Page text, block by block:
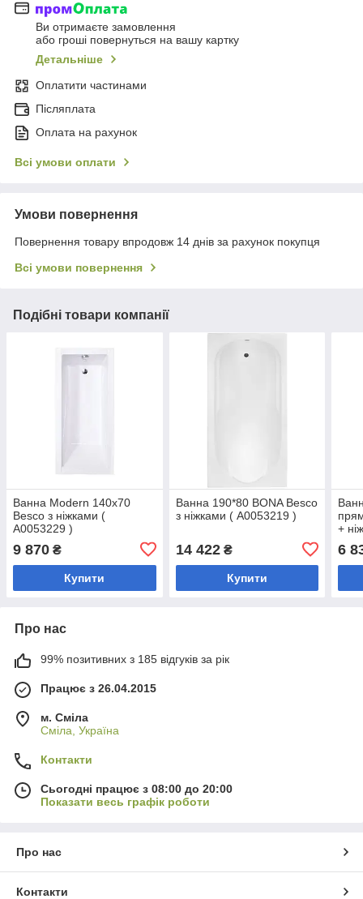
Ви отримаєте замовлення
або гроші повернуться на вашу картку
Детальніше
Оплатити частинами
Післяплата
Оплата на рахунок
Всі умови оплати
Умови повернення
Повернення товару впродовж 14 днів за рахунок покупця
Всі умови повернення
Подібні товари компанії
Ванна Modern 140x70
Besco з ніжками (
А0053229 )
9 870 ₴
Купити
Ванна 190*80 BONA Besco
з ніжками ( А0053219 )
14 422₴
Купити
+
6
Про нас
99% позитивних з 185 відгуків за рік
Працює з 26.04.2015
м. Сміла
Сміла, Україна
Контакти
Сьогодні працює з 08:00 до 20:00
Показати весь графік роботи
Про нас
Контакти